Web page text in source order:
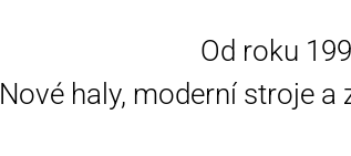
Od roku
Nové haly, moderní stroje